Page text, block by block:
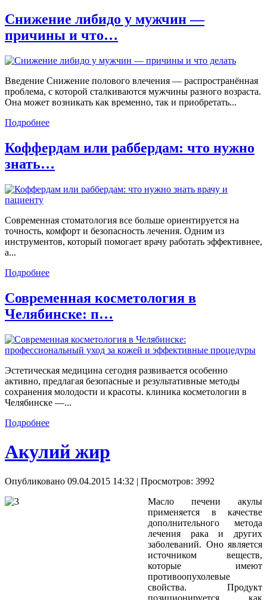
Снижение либидо у мужчин —
причины и что…
Введение Снижение полового влечения — распространённая
проблема, с которой сталкиваются мужчины разного возраста.
Она может возникать как временно, так и приобретать...
Подробнее
Коффердам или раббердам: что нужно
знать…
Современная стоматология все больше ориентируется на
точность, комфорт и безопасность лечения. Одним из
инструментов, который помогает врачу работать эффективнее,
а...
Подробнее
Современная косметология в
Челябинске: п…
Эстетическая медицина сегодня развивается особенно
активно, предлагая безопасные и результативные методы
сохранения молодости и красоты. клиника косметологии в
Челябинске —...
Подробнее
Акулий жир
Опубликовано 09.04.2015 14:32 | Просмотров: 3992
Масло печени акулы
применяется в качестве
дополнительного метода
лечения рака и других
заболеваний. Оно является
источником веществ,
которые имеют
противоопухолевые
свойства. Продукт
позиционируется как